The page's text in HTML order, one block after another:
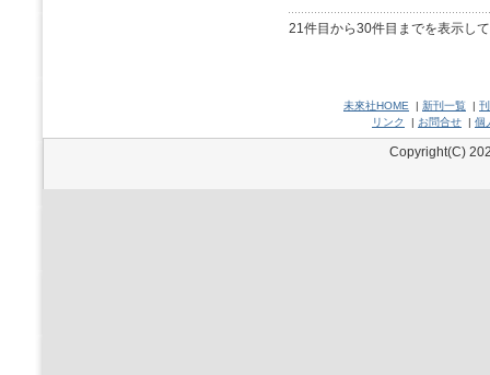
21件目から30件目までを表示し
未來社HOME | 新刊一覧 |
リンク
| お問合せ | 個
Copyright(C)